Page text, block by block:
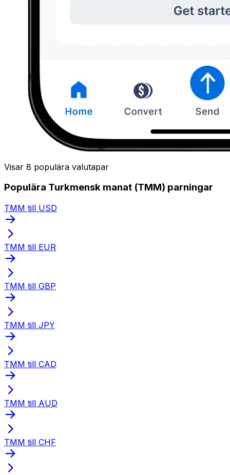
Visar 8 populära valutapar
Populära Turkmensk manat (TMM) parningar
TMM till USD
TMM till EUR
TMM till GBP
TMM till JPY
TMM till CAD
TMM till AUD
TMM till CHF